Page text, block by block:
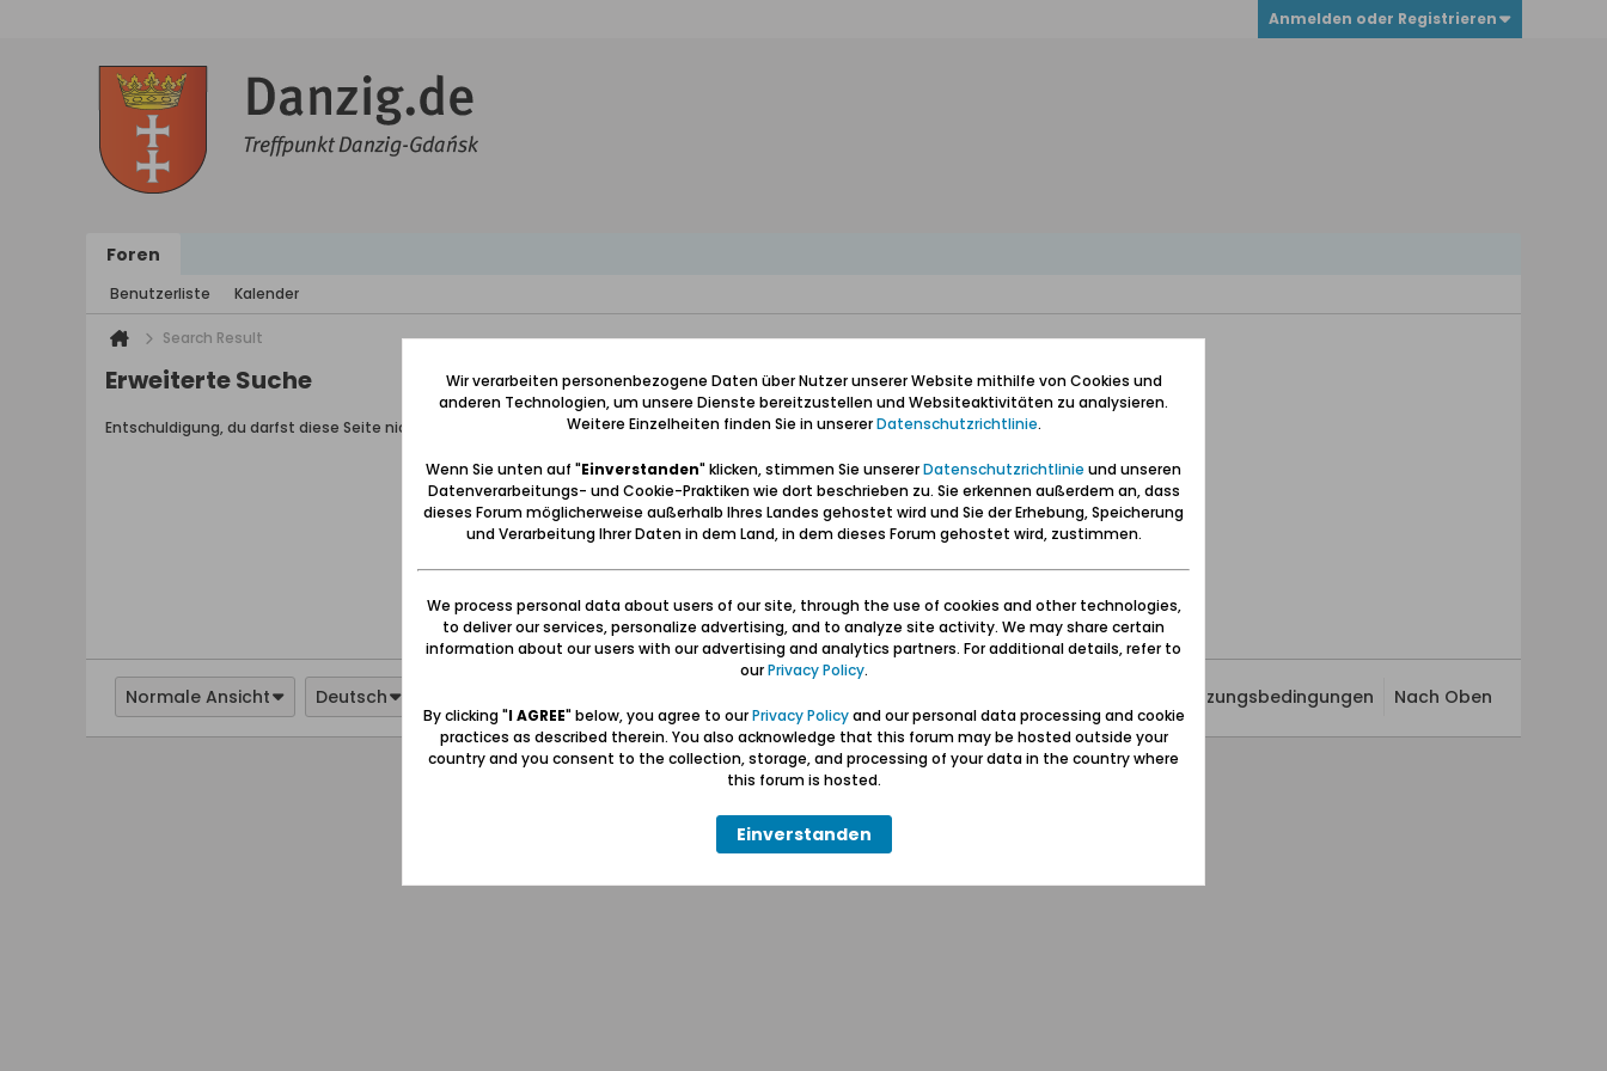
Anmelden oder Registrieren
Foren
Benutzerliste Kalender
Search Result
Erweiterte Suche
Entschuldigung, du darfst diese Seite nicht aufrufen.
Normale Ansicht Deutsch Nutzungsbedingungen Nach Oben
Wolfgang Naujocks MMXXVI
Copyright © 2026 MH Sub I, LLC dba vBulletin. Alle Rechte vorbehalten.
Wir verarbeiten personenbezogene Daten über Nutzer unserer Website mithilfe von Cookies und
anderen Technologien, um unsere Dienste bereitzustellen und Websiteaktivitäten zu analysieren.
Weitere Einzelheiten finden Sie in unsererDatenschutzrichtlinie.
Wenn Sie unten auf "Einverstanden" klicken, stimmen Sie unsererDatenschutzrichtlinie und unseren
Datenverarbeitungs- und Cookie-Praktiken wie dort beschrieben zu. Sie erkennen außerdem an, dass
dieses Forum möglicherweise außerhalb Ihres Landes gehostet wird und Sie der Erhebung, Speicherung
und Verarbeitung Ihrer Daten in dem Land, in dem dieses Forum gehostet wird, zustimmen.
We process personal data about users of our site, through the use of cookies and other technologies,
to deliver our services, personalize advertising, and to analyze site activity. We may share certain
information about our users with our advertising and analytics partners. For additional details, refer to
ourPrivacy Policy.
By clicking "I AGREE" below, you agree to ourPrivacy Policyand our personal data processing and cookie
practices as described therein. You also acknowledge that this forum may be hosted outside your
country and you consent to the collection, storage, and processing of your data in the country where
this forum is hosted.
Einverstanden